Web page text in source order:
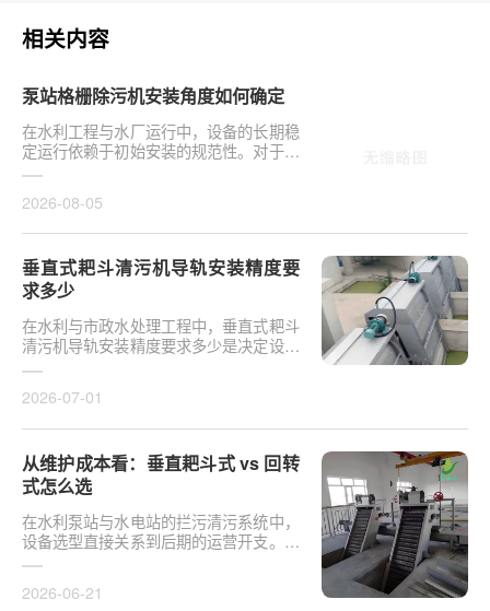
相关内容
泵站格栅除污机安装角度如何确定
在水利工程与水厂运行中，设备的长期稳
定运行依赖于初始安装的规范性。对于泵
站核心拦污设备而言，其倾斜度直接影响
2026-08-05
垂直式耙斗清污机导轨安装精度要
求多少
在水利与市政水处理工程中，垂直式耙斗
清污机导轨安装精度要求多少是决定设备
运行平稳性的核心**。导轨作为耙斗上下
2026-07-01
从维护成本看：垂直耙斗式 vs 回转
式怎么选
在水利泵站与水电站的拦污清污系统中，
设备选型直接关系到后期的运营开支。探
讨从维护成本看：垂直耙斗式 vs 回转式
2026-06-21